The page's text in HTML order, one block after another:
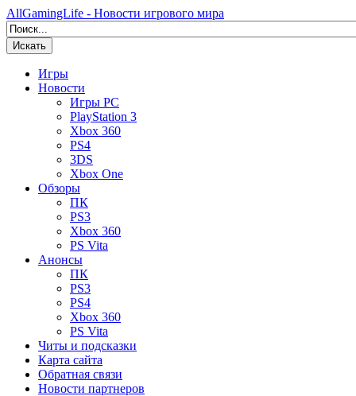
AllGamingLife - Новости игрового мира
Искать
Игры
Новости
Игры PC
PlayStation 3
Xbox 360
PS4
3DS
Xbox One
Обзоры
ПК
PS3
Xbox 360
PS Vita
Анонсы
ПК
PS3
PS4
Xbox 360
PS Vita
Читы и подсказки
Карта сайта
Обратная связи
Новости партнеров